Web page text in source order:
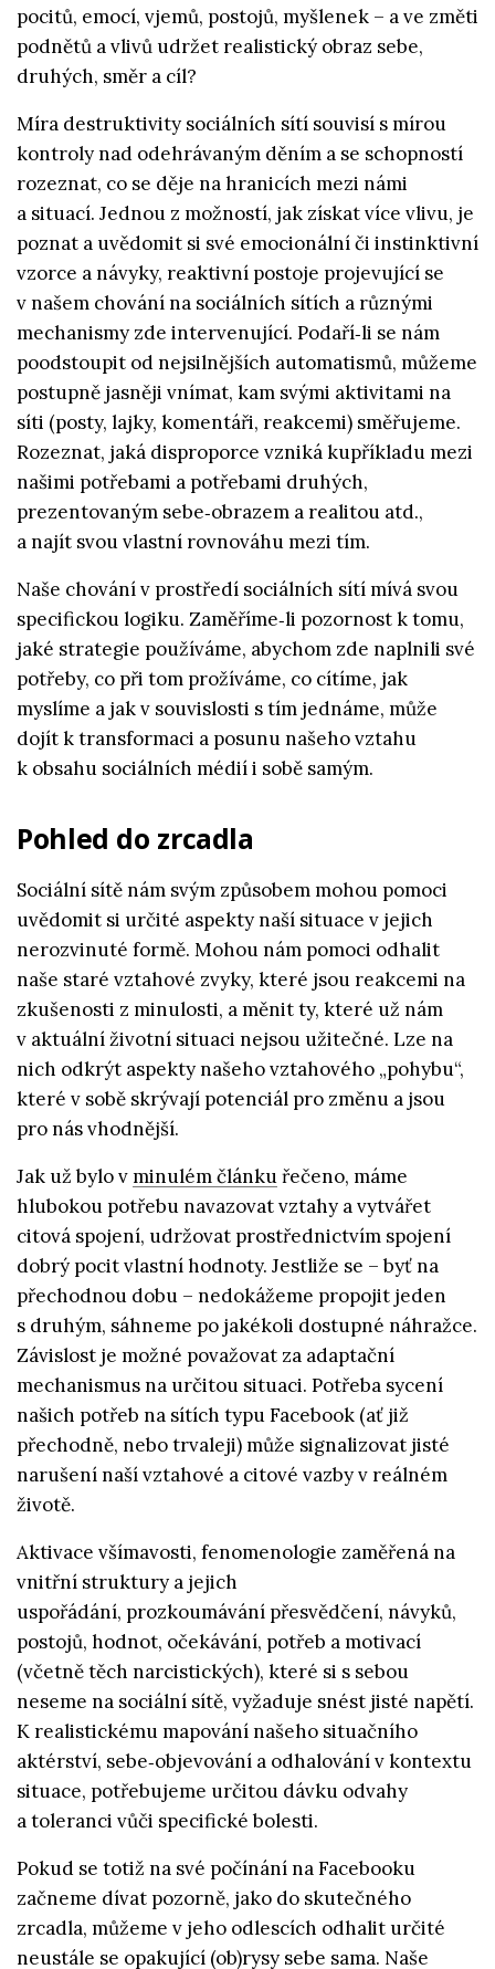
pocitů, emocí, vjemů, postojů, myšlenek – a ve změti
podnětů a vlivů udržet realistický obraz sebe,
druhých, směr a cíl?
Míra destruktivity sociálních sítí souvisí s mírou
kontroly nad odehrávaným děním a se schopností
rozeznat, co se děje na hranicích mezi námi
a situací. Jednou z možností, jak získat více vlivu, je
poznat a uvědomit si své emocionální či instinktivní
vzorce a návyky, reaktivní postoje projevující se
v našem chování na sociálních sítích a různými
mechanismy zde intervenující. Podaří‑li se nám
poodstoupit od nejsilnějších automatismů, můžeme
postupně jasněji vnímat, kam svými aktivitami na
síti (posty, lajky, komentáři, reakcemi) směřujeme.
Rozeznat, jaká disproporce vzniká kupříkladu mezi
našimi potřebami a potřebami druhých,
prezentovaným sebe‑obrazem a realitou atd.,
a najít svou vlastní rovnováhu mezi tím.
Naše chování v prostředí sociálních sítí mívá svou
specifickou logiku. Zaměříme‑li pozornost k tomu,
jaké strategie používáme, abychom zde naplnili své
potřeby, co při tom prožíváme, co cítíme, jak
myslíme a jak v souvislosti s tím jednáme, může
dojít k transformaci a posunu našeho vztahu
k obsahu sociálních médií i sobě samým.
Pohled do zrcadla
Sociální sítě nám svým způsobem mohou pomoci
uvědomit si určité aspekty naší situace v jejich
nerozvinuté formě. Mohou nám pomoci odhalit
naše staré vztahové zvyky, které jsou reakcemi na
zkušenosti z minulosti, a měnit ty, které už nám
v aktuální životní situaci nejsou užitečné. Lze na
nich odkrýt aspekty našeho vztahového „pohybu“,
které v sobě skrývají potenciál pro změnu a jsou
pro nás vhodnější.
Jak už bylo vminulém článkuřečeno, máme
hlubokou potřebu navazovat vztahy a vytvářet
citová spojení, udržovat prostřednictvím spojení
dobrý pocit vlastní hodnoty. Jestliže se – byť na
přechodnou dobu – nedokážeme propojit jeden
s druhým, sáhneme po jakékoli dostupné náhražce.
Závislost je možné považovat za adaptační
mechanismus na určitou situaci. Potřeba sycení
našich potřeb na sítích typu Facebook (ať již
přechodně, nebo trvaleji) může signalizovat jisté
narušení naší vztahové a citové vazby v reálném
životě.
Aktivace všímavosti, fenomenologie zaměřená na
vnitřní struktury a jejich
uspořádání, prozkoumávání přesvědčení, návyků,
postojů, hodnot, očekávání, potřeb a motivací
(včetně těch narcistických), které si s sebou
neseme na sociální sítě, vyžaduje snést jisté napětí.
K realistickému mapování našeho situačního
aktérství, sebe‑objevování a odhalování v kontextu
situace, potřebujeme určitou dávku odvahy
a toleranci vůči specifické bolesti.
Pokud se totiž na své počínání na Facebooku
začneme dívat pozorně, jako do skutečného
zrcadla, můžeme v jeho odlescích odhalit určité
neustále se opakující (ob)rysy sebe sama. Naše